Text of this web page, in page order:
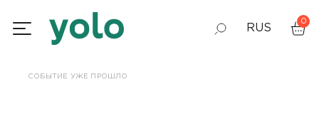
RUS
0
СОБЫТИЕ УЖЕ ПРОШЛО